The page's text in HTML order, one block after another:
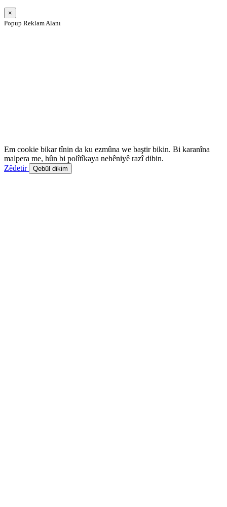
×
Popup Reklam Alanı
Em cookie bikar tînin da ku ezmûna we baştir bikin. Bi karanîna
malpera me, hûn bi polîtîkaya nehêniyê razî dibin.
Zêdetir
Qebûl dikim